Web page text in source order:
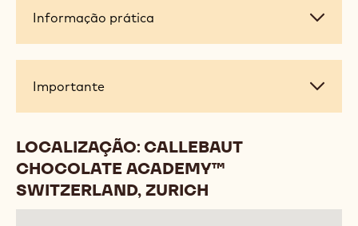
Informação
Informação prática
Importante
Importante
LOCALIZAÇÃO: CALLEBAUT
CHOCOLATE ACADEMY™
SWITZERLAND, ZURICH